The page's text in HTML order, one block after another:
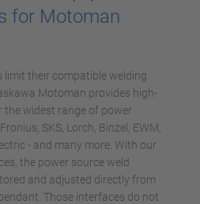
for Motoman
limit their compatible welding
Motoman provides high-
the widest range of power
SKS, Lorch, Binzel, EWM,
- and many more. With our
the power source weld
and adjusted directly from
Those interfaces do not